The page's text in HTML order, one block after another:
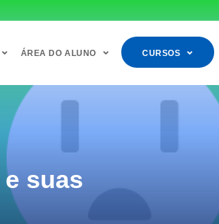
ÁREA DO ALUNO CURSOS
suas